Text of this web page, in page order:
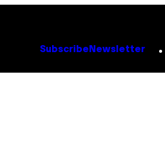
Subscribe Newsletter